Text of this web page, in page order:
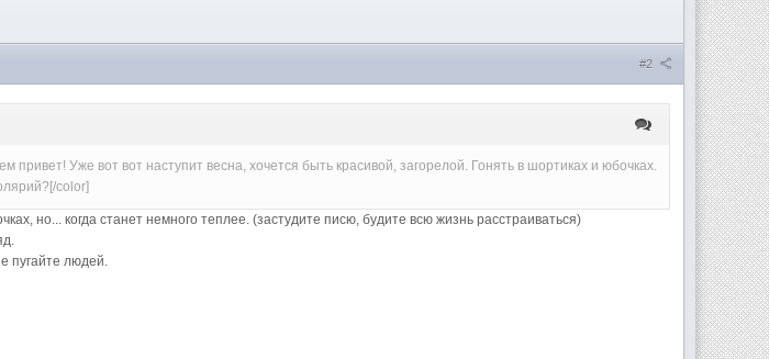
#2
Уже вот вот наступит весна, хочется быть красивой, загорелой. Гонять в шортиках и юбочках.
color]
но... когда станет немного теплее. (застудите писю, будите всю жизнь расстраиваться)
пугайте людей.